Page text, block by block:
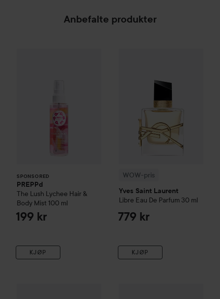
Anbefalte produkter
SPONSORED
PREPPd
The Lush Lychee Hair &
Body Mist 100 ml
199 kr
KJØP
WOW-pris
Yves Saint Laurent
Libre Eau De Parfum 30 ml
779 kr
KJØP